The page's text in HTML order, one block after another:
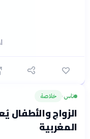
ناس› خلاصة
الزواج والأطفال
المغربية